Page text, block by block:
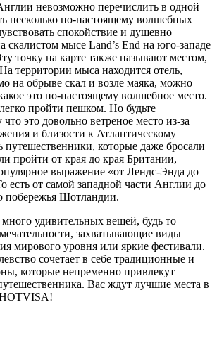
невозможно перечислить в одной
несколько по-настоящему волшебных
спокойствие и душевно
скалистом мысе Land’s End на юго-западе
точку на карте также называют местом,
территории мыса находится отель,
на обрыве скал и возле маяка, можно
это по-настоящему волшебное место.
пройти пешком. Но будьте
это довольно ветреное место из-за
и близости к Атлантическому
путешественники, которые даже бросали
пройти от края до края Британии,
выражение «от Лендс-Энда до
есть от самой западной части Англии до
побережья Шотландии.
много удивительных вещей, будь то
захватывающие виды
мирового уровня или яркие фестивали.
сочетает в себе традиционные и
которые непременно привлекут
Вас ждут лучшие места в